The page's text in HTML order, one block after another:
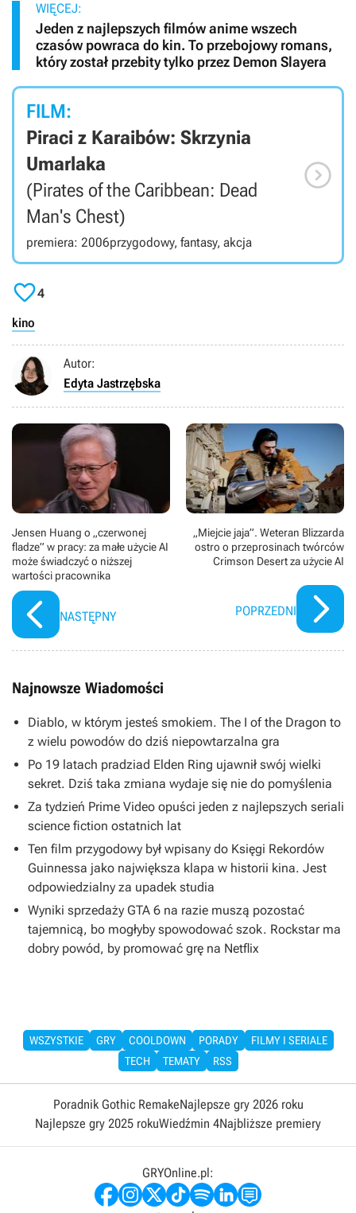
WIĘCEJ:
Jeden z najlepszych filmów anime wszech
czasów powraca do kin. To przebojowy romans,
który został przebity tylko przez Demon Slayera
FILM:
Piraci z Karaibów: Skrzynia
Umarlaka
(Pirates of the Caribbean: Dead
Man's Chest)
premiera: 2006przygodowy, fantasy, akcja

4
kino
Autor:
Edyta Jastrzębska
Jensen Huang o „czerwonej
fladze” w pracy: za małe użycie AI
może świadczyć o niższej
wartości pracownika
NASTĘPNY
„Miejcie jaja”. Weteran Blizzarda
ostro o przeprosinach twórców
Crimson Desert za użycie AI
POPRZEDNI
Najnowsze Wiadomości
Diablo, w którym jesteś smokiem. The I of the Dragon to
z wielu powodów do dziś niepowtarzalna gra
Po 19 latach pradziad Elden Ring ujawnił swój wielki
sekret. Dziś taka zmiana wydaje się nie do pomyślenia
Za tydzień Prime Video opuści jeden z najlepszych seriali
science fiction ostatnich lat
Ten film przygodowy był wpisany do Księgi Rekordów
Guinnessa jako największa klapa w historii kina. Jest
odpowiedzialny za upadek studia
Wyniki sprzedaży GTA 6 na razie muszą pozostać
tajemnicą, bo mogłyby spowodować szok. Rockstar ma
dobry powód, by promować grę na Netflix
WSZYSTKIE GRY COOLDOWN PORADY
FILMY I SERIALE
TECH
TEMATY RSS
Poradnik Gothic RemakeNajlepsze gry 2026 roku
Najlepsze gry 2025 rokuWiedźmin 4Najbliższe premiery
GRYOnline.pl: